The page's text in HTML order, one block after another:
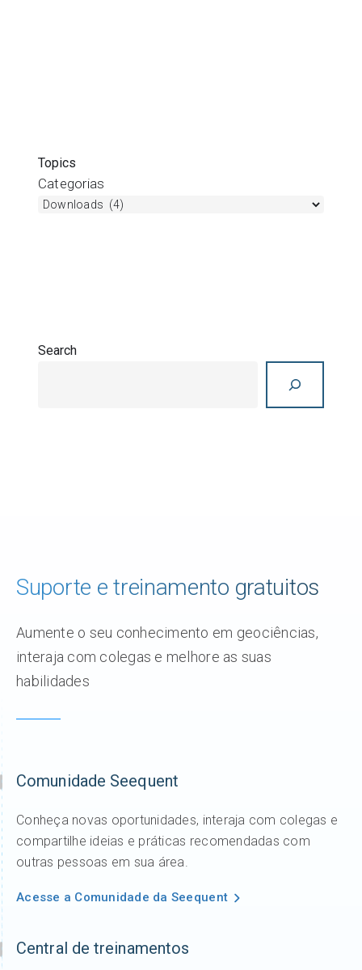
Topics
Categorias
Search
Suporte e treinamento gratuitos
Aumente o seu conhecimento em geociências,
interaja com colegas e melhore as suas
habilidades
Comunidade Seequent
Conheça novas oportunidades, interaja com colegas e
compartilhe ideias e práticas recomendadas com
outras pessoas em sua área.
Acesse a Comunidade da Seequent
Central de treinamentos